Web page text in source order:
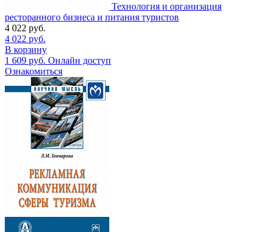
Технология и организация
ресторанного бизнеса и питания туристов
4 022 руб.
4 022 руб.
В корзину
1 609 руб. Онлайн доступ
Ознакомиться